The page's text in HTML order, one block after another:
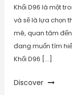
Khối D96 là một
và sẽ là lựa chọn
mê, quan tâm
đang muốn tìm
Khối D96 […]
Discover